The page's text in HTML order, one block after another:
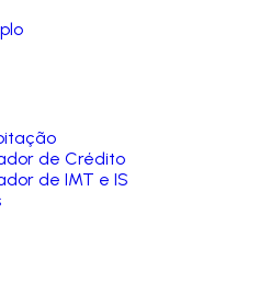
de Crédito
de IMT e IS